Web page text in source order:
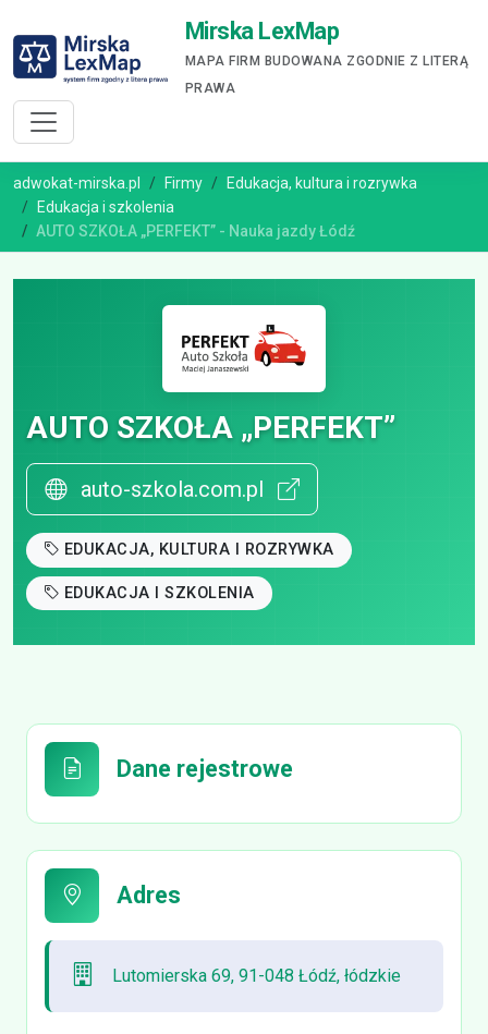
Mirska LexMap
MAPA FIRM BUDOWANA ZGODNIE Z LITERĄ
PRAWA
adwokat-mirska.pl Firmy
Edukacja, kultura i rozrywka
Edukacja i szkolenia
AUTO SZKOŁA „PERFEKT” - Nauka jazdy Łódź
AUTO SZKOŁA „PERFEKT”
auto-szkola.com.pl
EDUKACJA, KULTURA I ROZRYWKA
EDUKACJA I SZKOLENIA
Dane rejestrowe
Adres
Lutomierska 69, 91-048 Łódź, łódzkie